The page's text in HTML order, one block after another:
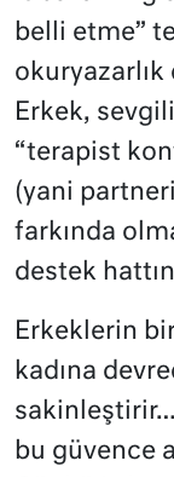
belli etme”
okuryazarlık
Erkek,
“terapist
(yani
farkında
destek
Erkeklerin
kadına
bu güvence